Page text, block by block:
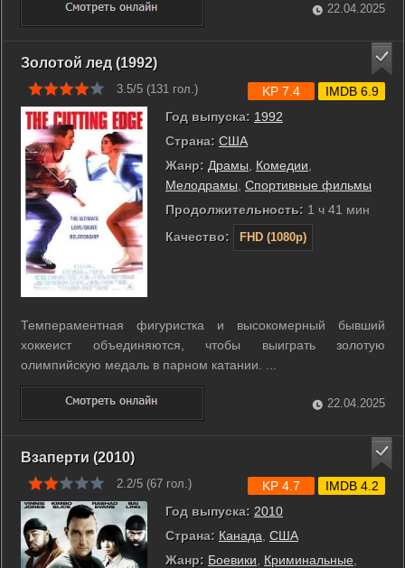
отец когда-то был просто помешан на этой игре. И вот поле
построено, и на нём ...
22.04.2025
Золотой лед (1992)
3.5/5 (131 гол.)
Год выпуска: 1992
Страна: США
Жанр: Драмы Комедии
Мелодрамы Спортивные фильмы
Продолжительность: 1 ч 41 мин
Качество:
FHD (1080p)
KP 7.4 IMDB 6.9
Темпераментная фигуристка и высокомерный бывший
хоккеист объединяются, чтобы выиграть золотую
олимпийскую медаль в парном катании. ...
22.04.2025
Взаперти (2010)
2.2/5 (67 гол.)
Год выпуска: 2010
Страна: Канада США
Жанр: Боевики Криминальные
KP 4.7 IMDB 4.2